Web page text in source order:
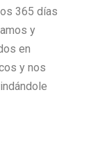
365 días
y
en
y nos